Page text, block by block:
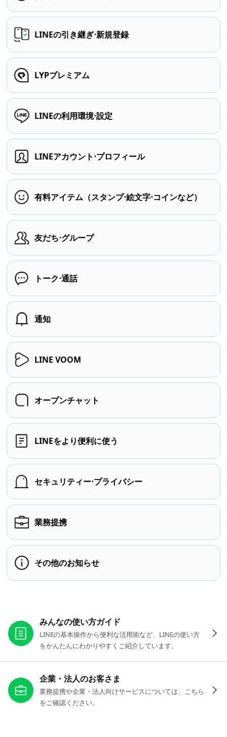
LINEの引き継ぎ⋅新規登録
LYPプレミアム
LINEの利用環境⋅設定
LINEアカウント⋅プロフィール
有料アイテム（スタンプ⋅絵文字⋅コインなど）
友だち⋅グループ
トーク⋅通話
通知
LINE VOOM
オープンチャット
LINEをより便利に使う
セキュリティー⋅プライバシー
業務提携
その他のお知らせ
みんなの使い方ガイド
LINEの基本操作から便利な活用術など、LINEの使い方
をかんたんにわかりやすくご紹介しています。
企業・法人のお客さま
業務提携や企業・法人向けサービスについては、こちら
をご確認ください。